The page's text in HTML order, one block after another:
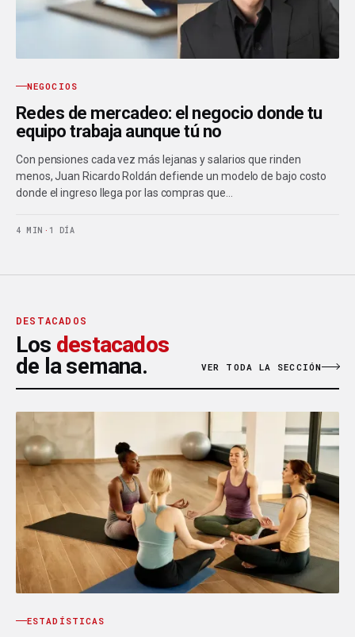
NEGOCIOS
Redes de mercadeo: el negocio donde tu
equipo trabaja aunque tú no
Con pensiones cada vez más lejanas y salarios que rinden
menos, Juan Ricardo Roldán defiende un modelo de bajo costo
donde el ingreso llega por las compras que…
4 MIN · 1 DÍA
DESTACADOS
Los destacados
de la semana.
VER TODA LA SECCIÓN
ESTADÍSTICAS